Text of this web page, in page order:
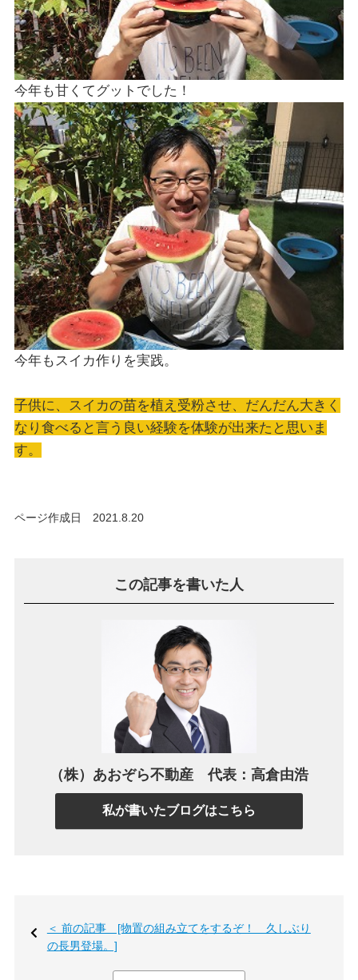
今年も甘くてグットでした！
今年もスイカ作りを実践。
子供に、スイカの苗を植え受粉させ、だんだん大きく
なり食べると言う良い経験を体験が出来たと思いま
す。
ページ作成日 2021.8.20
この記事を書いた人
（株）あおぞら不動産 代表：高倉由浩
私が書いたブログはこちら
＜ 前の記事 [物置の組み立てをするぞ！ 久しぶり
の長男登場。]